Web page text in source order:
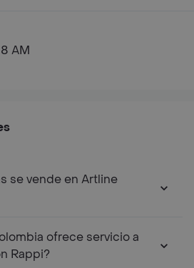
AM
se vende en Artline
ofrece servicio a
Rappi?